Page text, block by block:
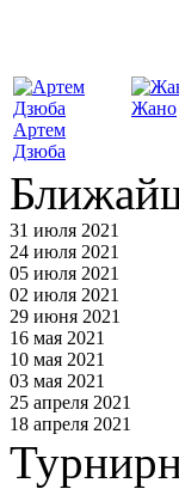
Артем
Дзюба
Жано
31 июля 2021
24 июля 2021
05 июля 2021
02 июля 2021
29 июня 2021
16 мая 2021
10 мая 2021
03 мая 2021
25 апреля 2021
18 апреля 2021